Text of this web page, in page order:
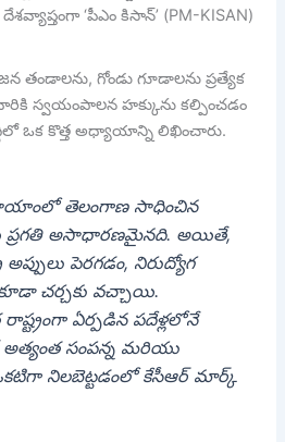
దేశవ్యాప్తంగా ‘పీఎం కిసాన్’ (PM-KISAN)
తండాలను, గోండు గూడాలను ప్రత్యేక
స్వయంపాలన హక్కును కల్పించడం
ఒక కొత్త అధ్యాయాన్ని లిఖించారు.
తెలంగాణ సాధించిన
ప్రగతి అసాధారణమైనది. అయితే,
పెరగడం, నిరుద్యోగ
చర్చకు వచ్చాయి.
ఏర్పడిన పదేళ్లలోనే
సంపన్న మరియు
నిలబెట్టడంలో కేసీఆర్ మార్క్